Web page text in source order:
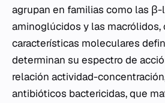
agrupan en familias como las
aminoglúcidos y las macrólidos,
características moleculares
determinan su espectro de
relación actividad-
antibióticos bactericidas, que